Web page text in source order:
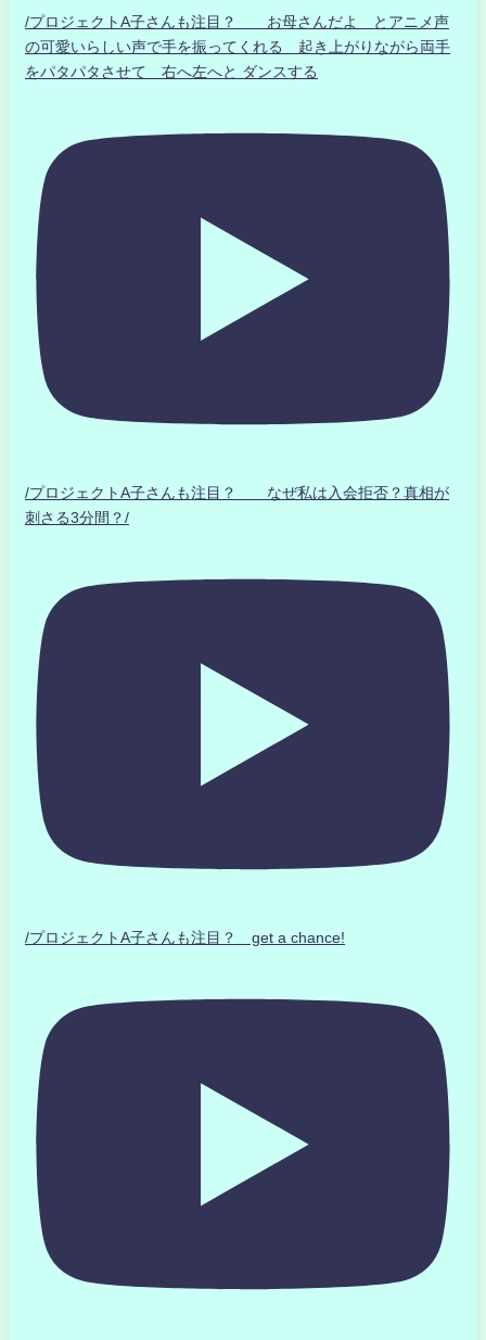
/プロジェクトA子さんも注目？ お母さんだよ とアニメ声
の可愛いらしい声で手を振ってくれる 起き上がりながら両手
をパタパタさせて 右へ左へと ダンスする
/プロジェクトA子さんも注目？ なぜ私は入会拒否？真相が
刺さる3分間？/
/プロジェクトA子さんも注目？ get a chance!